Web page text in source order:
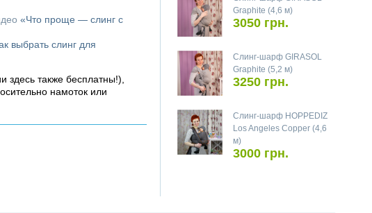
«Что проще — слинг с
выбрать слинг для
здесь также бесплатны!),
намоток или
Graphite (4,6 м)
3050 грн.
Слинг-шарф GIRASOL
Graphite (5,2 м)
3250 грн.
Слинг-шарф HOPPEDIZ
Los Angeles Copper (4,6
м)
3000 грн.